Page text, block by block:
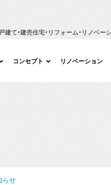
建て・建売住宅・リフォーム・リノベ
コンセプト リノベーション
らせ